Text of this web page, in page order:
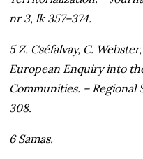
nr 3, lk 357–374.
5 Z. Cséfalvay, C.
European Enquiry into
Communities. – Regional
308.
6 Samas.